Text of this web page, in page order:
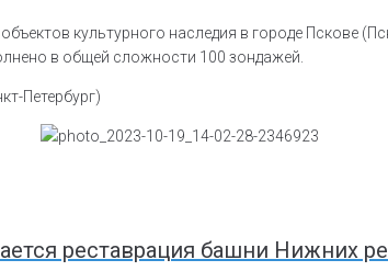
культурного наследия в городе Пскове
в общей сложности 100 зондажей.
Петербург)
реставрация башни Нижних